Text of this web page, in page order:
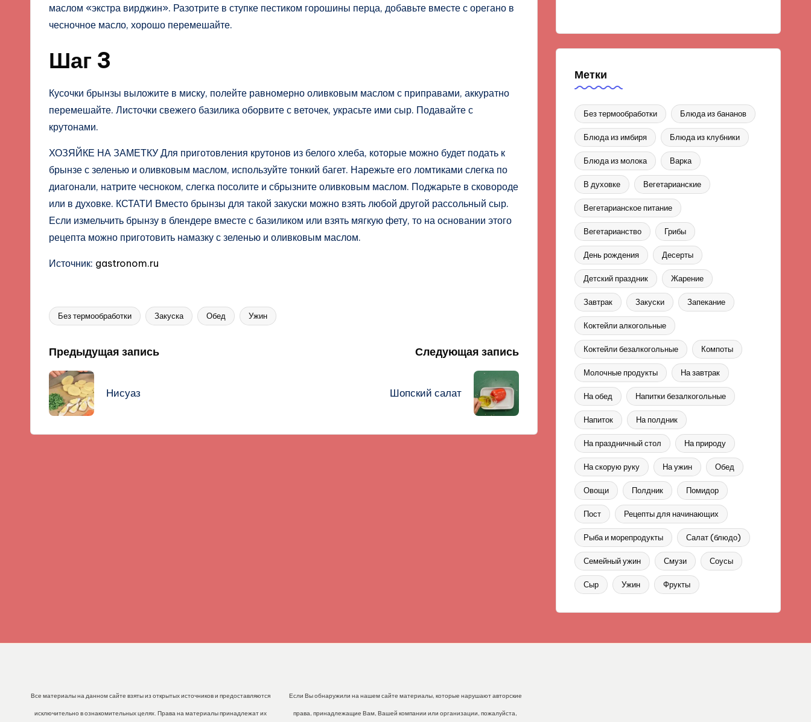
маслом «экстра вирджин». Разотрите в ступке пестиком горошины перца, добавьте вместе с орегано в
чесночное масло, хорошо перемешайте.
Шаг 3
Кусочки брынзы выложите в миску, полейте равномерно оливковым маслом с приправами, аккуратно
перемешайте. Листочки свежего базилика оборвите с веточек, украсьте ими сыр. Подавайте с
крутонами.
ХОЗЯЙКЕ НА ЗАМЕТКУ Для приготовления крутонов из белого хлеба, которые можно будет подать к
брынзе с зеленью и оливковым маслом, используйте тонкий багет. Нарежьте его ломтиками слегка по
диагонали, натрите чесноком, слегка посолите и сбрызните оливковым маслом. Поджарьте в сковороде
или в духовке. КСТАТИ Вместо брынзы для такой закуски можно взять любой другой рассольный сыр.
Если измельчить брынзу в блендере вместе с базиликом или взять мягкую фету, то на основании этого
рецепта можно приготовить намазку с зеленью и оливковым маслом.
Источник: gastronom.ru
Метки:
Без термообработки Закуска Обед Ужин
Навигация
записи
Предыдущая запись
Нисуаз
Следующая запись
Шопский салат
Метки
Без термообработки Блюда из бананов
Блюда из имбиря Блюда из клубники
Блюда из молока Варка
В духовке Вегетарианские
Вегетарианское питание
Вегетарианство Грибы
День рождения Десерты
Детский праздник Жарение
Завтрак Закуски Запекание
Коктейли алкогольные
Коктейли безалкогольные Компоты
Молочные продукты На завтрак
На обед Напитки безалкогольные
Напиток На полдник
На праздничный стол На природу
На скорую руку На ужин Обед
Овощи Полдник Помидор
Пост Рецепты для начинающих
Рыба и морепродукты Салат (блюдо)
Семейный ужин Смузи Соусы
Сыр Ужин Фрукты
Все материалы на данном сайте взяты из открытых источников и предоставляются
исключительно в ознакомительных целях. Права на материалы принадлежат их
Если Вы обнаружили на нашем сайте материалы, которые нарушают авторские
права, принадлежащие Вам, Вашей компании или организации, пожалуйста,